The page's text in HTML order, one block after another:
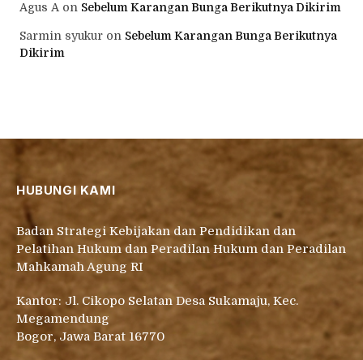
Agus A on Sebelum Karangan Bunga Berikutnya Dikirim
Sarmin syukur on Sebelum Karangan Bunga Berikutnya
Dikirim
HUBUNGI KAMI
Badan Strategi Kebijakan dan Pendidikan dan
Pelatihan Hukum dan Peradilan Hukum dan Peradilan
Mahkamah Agung RI
Kantor: Jl. Cikopo Selatan Desa Sukamaju, Kec.
Megamendung
Bogor, Jawa Barat 16770